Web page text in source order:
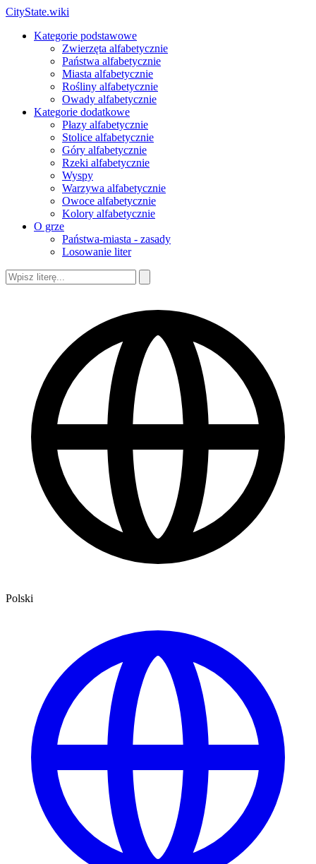
CityState.wiki
Kategorie podstawowe
Zwierzęta alfabetycznie
Państwa alfabetycznie
Miasta alfabetycznie
Rośliny alfabetycznie
Owady alfabetycznie
Kategorie dodatkowe
Płazy alfabetycznie
Stolice alfabetycznie
Góry alfabetycznie
Rzeki alfabetycznie
Wyspy
Warzywa alfabetycznie
Owoce alfabetycznie
Kolory alfabetycznie
O grze
Państwa-miasta - zasady
Losowanie liter
Polski